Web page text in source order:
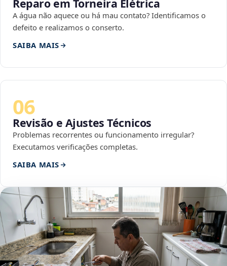
Reparo em Torneira Elétrica
A água não aquece ou há mau contato? Identificamos o
defeito e realizamos o conserto.
SAIBA MAIS
06
Revisão e Ajustes Técnicos
Problemas recorrentes ou funcionamento irregular?
Executamos verificações completas.
SAIBA MAIS